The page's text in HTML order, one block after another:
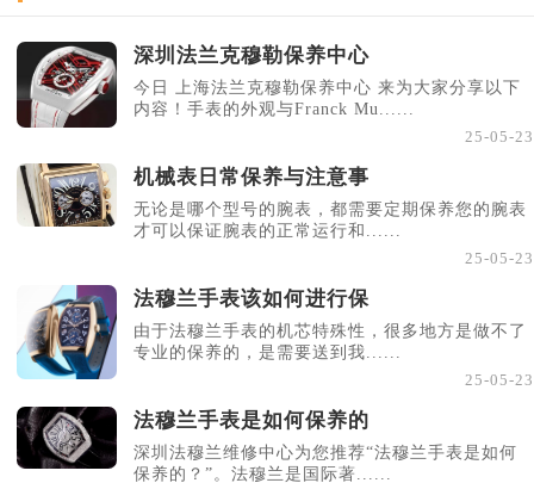
深圳法兰克穆勒保养中心
今日 上海法兰克穆勒保养中心 来为大家分享以下
内容！手表的外观与Franck Mu......
25-05-23
机械表日常保养与注意事
无论是哪个型号的腕表，都需要定期保养您的腕表
才可以保证腕表的正常运行和......
25-05-23
法穆兰手表该如何进行保
由于法穆兰手表的机芯特殊性，很多地方是做不了
专业的保养的，是需要送到我......
25-05-23
法穆兰手表是如何保养的
深圳法穆兰维修中心为您推荐“法穆兰手表是如何
保养的？”。法穆兰是国际著......